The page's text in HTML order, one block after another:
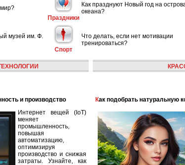
Праздники
Как празднуют Новый год на
океана?
музей им. Ф.
Спорт
Что делать, если нет мотивации
тренироваться?
и производство
Интернет вещей (IoT)
меняет
промышленность,
повышая
автоматизацию,
оптимизируя
производство и снижая
затраты. Узнайте, как
Как подобрать натуральную